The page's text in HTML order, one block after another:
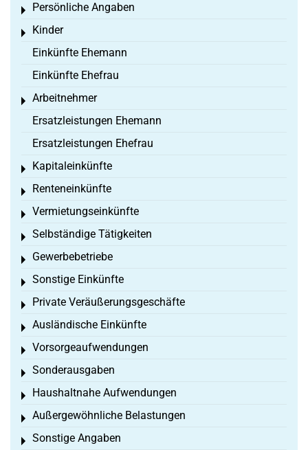
Persönliche Angaben
Toggle menu
Kinder
Toggle menu
Einkünfte Ehemann
Einkünfte Ehefrau
Arbeitnehmer
Toggle menu
Ersatzleistungen Ehemann
Ersatzleistungen Ehefrau
Kapitaleinkünfte
Toggle menu
Renteneinkünfte
Toggle menu
Vermietungseinkünfte
Toggle menu
Selbständige Tätigkeiten
Toggle menu
Gewerbebetriebe
Toggle menu
Sonstige Einkünfte
Toggle menu
Private Veräußerungsgeschäfte
Toggle menu
Ausländische Einkünfte
Toggle menu
Vorsorgeaufwendungen
Toggle menu
Sonderausgaben
Toggle menu
Haushaltnahe Aufwendungen
Toggle menu
Außergewöhnliche Belastungen
Toggle menu
Sonstige Angaben
Toggle menu